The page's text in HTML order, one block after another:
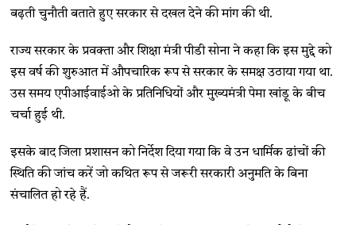
बढ़ती चुनौती बताते हुए सरकार से दखल देने की मांग की थी.
राज्य सरकार के प्रवक्ता और शिक्षा मंत्री पीडी सोना ने कहा कि इस मुद्दे को
इस वर्ष की शुरुआत में औपचारिक रूप से सरकार के समक्ष उठाया गया था.
उस समय एपीआईवाईओ के प्रतिनिधियों और मुख्यमंत्री पेमा खांडू के बीच
चर्चा हुई थी.
इसके बाद जिला प्रशासन को निर्देश दिया गया कि वे उन धार्मिक ढांचों की
स्थिति की जांच करें जो कथित रूप से जरूरी सरकारी अनुमति के बिना
संचालित हो रहे हैं.